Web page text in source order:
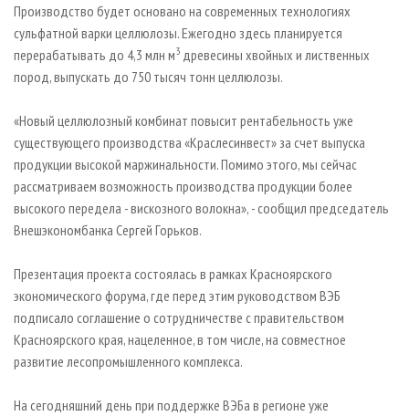
ИНСТРУМЕНТ И МАТЕРИАЛЫ
БИБЛИОТЕКА СПЕЦИАЛИСТА
Производство будет основано на современных технологиях
сульфатной варки целлюлозы. Ежегодно здесь планируется
перерабатывать до 4,3 млн м3 древесины хвойных и лиственных
пород, выпускать до 750 тысяч тонн целлюлозы.
«Новый целлюлозный комбинат повысит рентабельность уже
существующего производства «Краслесинвест» за счет выпуска
продукции высокой маржинальности. Помимо этого, мы сейчас
рассматриваем возможность производства продукции более
высокого передела - вискозного волокна», - сообщил председатель
Внешэкономбанка Сергей Горьков.
Презентация проекта состоялась в рамках Красноярского
экономического форума, где перед этим руководством ВЭБ
подписало соглашение о сотрудничестве с правительством
Красноярского края, нацеленное, в том числе, на совместное
развитие лесопромышленного комплекса.
На сегодняшний день при поддержке ВЭБа в регионе уже